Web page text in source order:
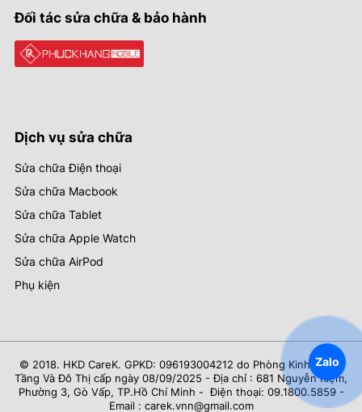
Đối tác sửa chữa & bảo hành
Dịch vụ sửa chữa
Sửa chữa Điện thoại
Sửa chữa Macbook
Sửa chữa Tablet
Sửa chữa Apple Watch
Sửa chữa AirPod
Phụ kiện
© 2018. HKD CareK. GPKD: 096193004212 do Phòng Kinh Tế Hạ
Tầng Và Đô Thị cấp ngày 08/09/2025 - Địa chỉ : 681 Nguyễn Kiệm,
Phường 3, Gò Vấp, TP.Hồ Chí Minh - Điện thoại: 09.1800.5859 -
Email : carek.vnn@gmail.com
Zalo